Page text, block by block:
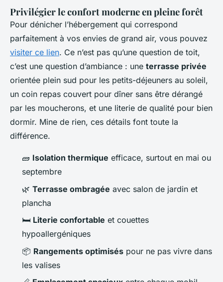
Privilégier le confort moderne en pleine forêt
Pour dénicher l’hébergement qui correspond
parfaitement à vos envies de grand air, vous pouvez
visiter ce lien. Ce n’est pas qu’une question de toit,
c’est une question d’ambiance : une terrasse privée
orientée plein sud pour les petits-déjeuners au soleil,
un coin repas couvert pour dîner sans être dérangé
par les moucherons, et une literie de qualité pour bien
dormir. Mine de rien, ces détails font toute la
différence.
🧱 Isolation thermique efficace, surtout en mai ou
septembre
🌿 Terrasse ombragée avec salon de jardin et
plancha
🛏️ Literie confortable et couettes
hypoallergéniques
📦 Rangements optimisés pour ne pas vivre dans
les valises